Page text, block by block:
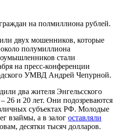
на полмиллиона рублей.
двух мошенников, которые
полумиллиона
стали
на пресс-конференции
УМВД Андрей Чепурной.
два жителя Энгельсского
26 и 20 лет. Они подозреваются
субъектах РФ. Молодые
взаймы, а в залог оставляли
десятки тысяч долларов.